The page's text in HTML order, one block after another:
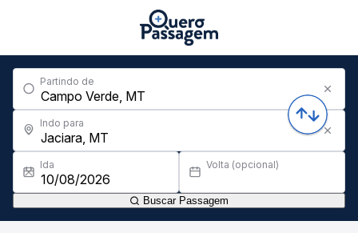
Partindo de
Indo para
Ida Volta (opcional)
Buscar Passagem